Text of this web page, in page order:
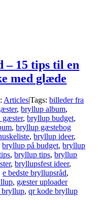
– 15 tips til en
med glæde
Articles|Tags:billeder fra
,bryllup album,
gæster,bryllup budget,
,bryllup gæstebog
,bryllup ideer,
bryllup på budget,bryllup
,bryllup tips,bryllup
,bryllupsfest ideer,
e bedste bryllupsråd,
, gæster uploader
bryllup,qr kode bryllup